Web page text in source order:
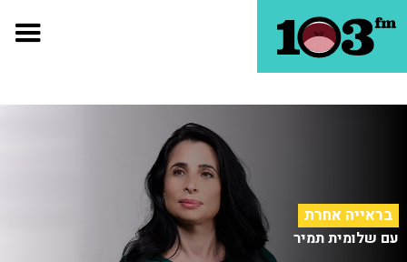
בראייה אחרת
עם שלומית תמיר